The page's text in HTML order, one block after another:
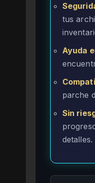
tus
Ayuda
parche
Sin
detalles.